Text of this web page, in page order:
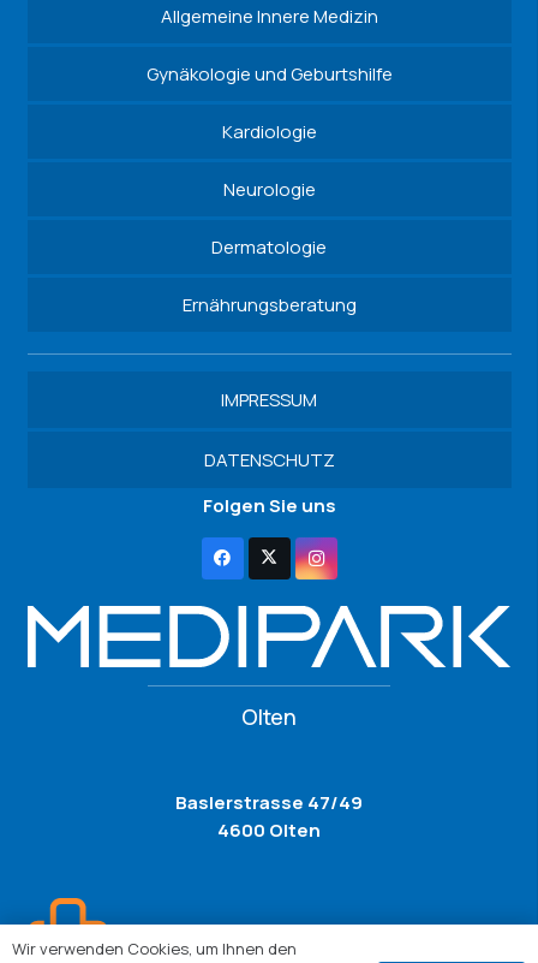
Allgemeine Innere Medizin
Gynäkologie und Geburtshilfe
Kardiologie
Neurologie
Dermatologie
Ernährungsberatung
IMPRESSUM
DATENSCHUTZ
Folgen Sie uns
Olten
Baslerstrasse 47/49
4600 Olten
Wir verwenden Cookies, um Ihnen den